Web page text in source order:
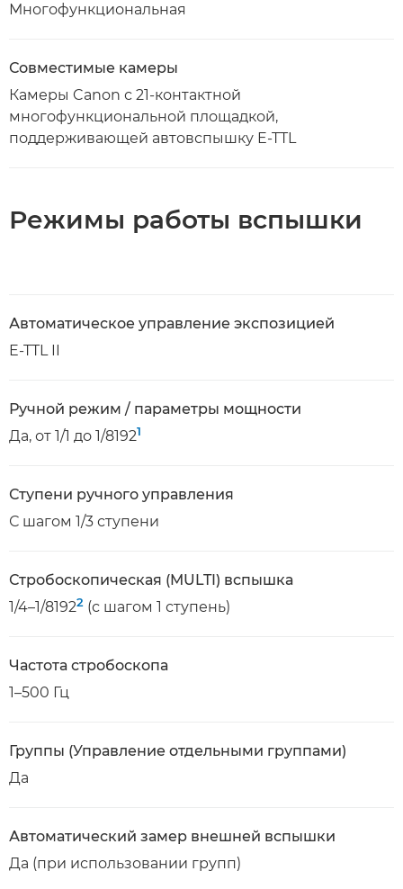
Многофункциональная
Совместимые камеры
Камеры Canon с 21-контактной
многофункциональной площадкой,
поддерживающей автовспышку E-TTL
Режимы работы вспышки
Автоматическое управление экспозицией
E-TTL II
Ручной режим / параметры мощности
Да, от 1/1 до 1/81921
Ступени ручного управления
С шагом 1/3 ступени
Стробоскопическая (MULTI) вспышка
1/4–1/81922 (с шагом 1 ступень)
Частота стробоскопа
1–500 Гц
Группы (Управление отдельными группами)
Да
Автоматический замер внешней вспышки
Да (при использовании групп)